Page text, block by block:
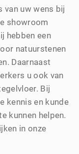
van uw wens bij
showroom
hebben een
natuurstenen
Daarnaast
u ook van
Bij
kennis en kunde
kunnen helpen.
in onze